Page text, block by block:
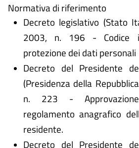
Normativa di riferimento
Decreto legislativo (Stato
2003, n. 196 - Codice
protezione dei dati personali
Decreto del Presidente
(Presidenza della
n. 223 -
regolamento anagrafico
residente.
Decreto del Presidente